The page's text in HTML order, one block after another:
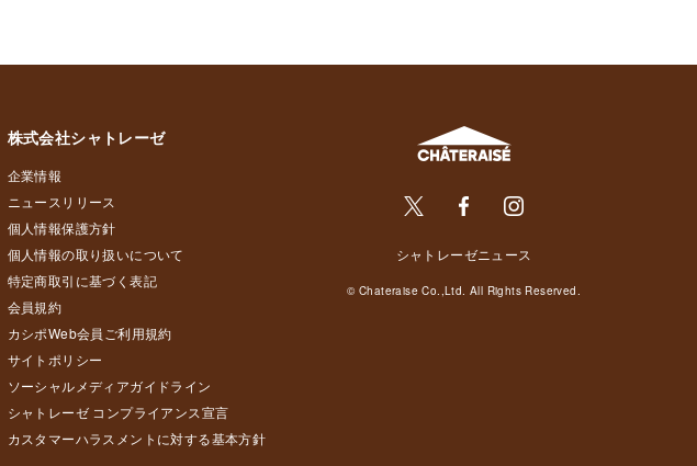
株式会社シャトレーゼ
企業情報
ニュースリリース
個人情報保護方針
個人情報の取り扱いについて
特定商取引に基づく表記
会員規約
カシポWeb会員ご利用規約
サイトポリシー
ソーシャルメディアガイドライン
シャトレーゼ コンプライアンス宣言
カスタマーハラスメントに対する基本方針
シャトレーゼニュース
© Chateraise Co.,Ltd. All Rights Reserved.